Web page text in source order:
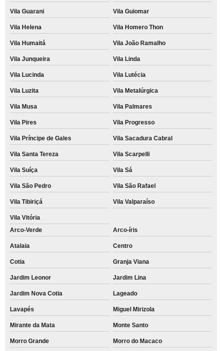
Vila Guarani Vila Guiomar
Vila Helena Vila Homero Thon
Vila Humaitá Vila João Ramalho
Vila Junqueira Vila Linda
Vila Lucinda Vila Lutécia
Vila Luzita Vila Metalúrgica
Vila Musa Vila Palmares
Vila Pires Vila Progresso
Vila Príncipe de Gales Vila Sacadura Cabral
Vila Santa Tereza Vila Scarpelli
Vila Suíça Vila Sá
Vila São Pedro Vila São Rafael
Vila Tibiriçá Vila Valparaíso
Vila Vitória
Arco-Verde
Arco-íris
Atalaia Centro
Cotia Granja Viana
Jardim Leonor Jardim Lina
Jardim Nova Cotia Lageado
Lavapés Miguel Mirizola
Mirante da Mata Monte Santo
Morro Grande Morro do Macaco